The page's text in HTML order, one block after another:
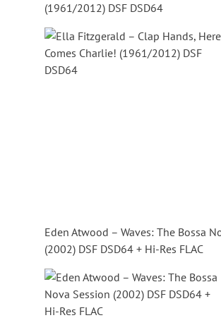
(1961/2012) DSF DSD64
Eden Atwood – Waves: The Bossa
(2002) DSF DSD64 + Hi-Res FLAC